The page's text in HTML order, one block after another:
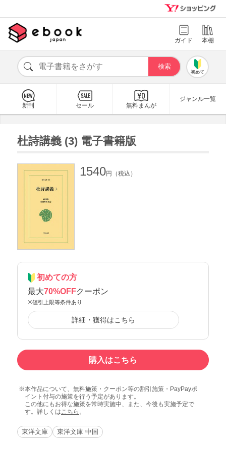
ガイド 本棚
初めて
新刊 セール 無料まんが
ジャンル一覧
杜詩講義 (3) 電子書籍版
1540円（税込）
初めての方
最大70%OFFクーポン
※値引上限等条件あり
詳細・獲得はこちら
購入はこちら
本作品について、無料施策・クーポン等の割引施策・PayPayポ
イント付与の施策を行う予定があります。
この他にもお得な施策を常時実施中、また、今後も実施予定で
す。詳しくはこちら 。
東洋文庫 東洋文庫 中国